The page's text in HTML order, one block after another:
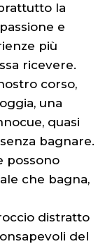
la
e
più
ricevere.
corso,
una
quasi
bagnare.
possono
che bagna,
distratto
del